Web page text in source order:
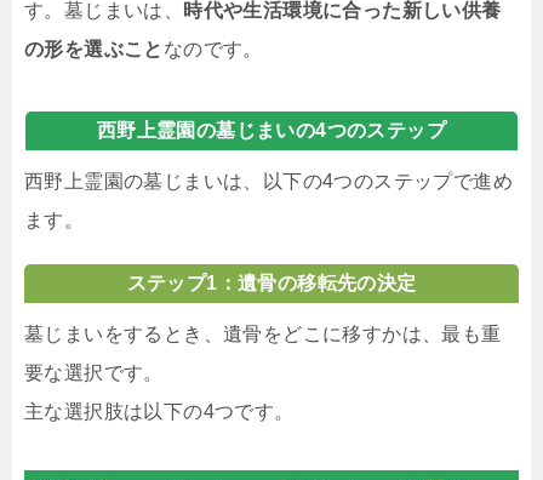
す。墓じまいは、
時代や生活環境に合った新しい供養
の形を選ぶこと なのです。
西野上霊園の墓じまいの4つのステップ
西野上霊園の墓じまいは、以下の4つのステップで進め
ます。
ステップ1：遺骨の移転先の決定
墓じまいをするとき、遺骨をどこに移すかは、最も重
要な選択です。
主な選択肢は以下の4つです。